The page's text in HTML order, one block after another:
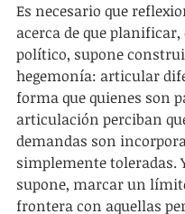
Es necesario que
acerca de que
político, supone
hegemonía: articular
forma que quienes son
articulación perciban
demandas son
simplemente toleradas.
supone, marcar un
frontera con aquellas